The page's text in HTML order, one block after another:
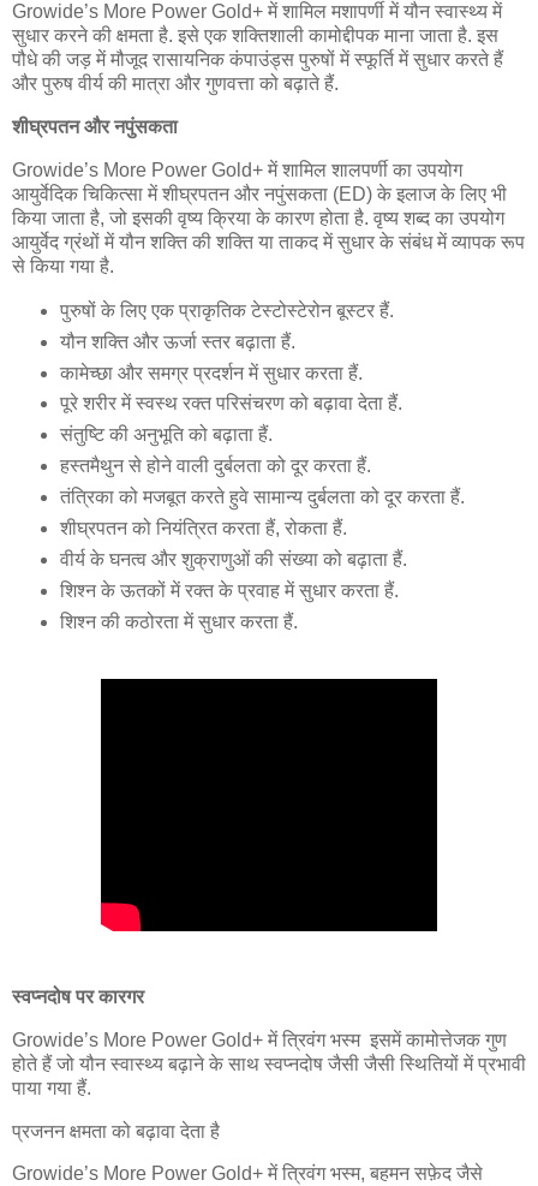
Growide’s More Power Gold+ में शामिल मशापर्णी में यौन स्वास्थ्य में
सुधार करने की क्षमता है. इसे एक शक्तिशाली कामोद्दीपक माना जाता है. इस
पौधे की जड़ में मौजूद रासायनिक कंपाउंड्स पुरुषों में स्फूर्ति में सुधार करते हैं
और पुरुष वीर्य की मात्रा और गुणवत्ता को बढ़ाते हैं.
शीघ्रपतन और नपुंसकता
Growide’s More Power Gold+ में शामिल शालपर्णी का उपयोग
आयुर्वेदिक चिकित्सा में शीघ्रपतन और नपुंसकता (ED) के इलाज के लिए भी
किया जाता है, जो इसकी वृष्य क्रिया के कारण होता है. वृष्य शब्द का उपयोग
आयुर्वेद ग्रंथों में यौन शक्ति की शक्ति या ताकद में सुधार के संबंध में व्यापक रूप
से किया गया है.
पुरुषों के लिए एक प्राकृतिक टेस्टोस्टेरोन बूस्टर हैं.
यौन शक्ति और ऊर्जा स्तर बढ़ाता हैं.
कामेच्छा और समग्र प्रदर्शन में सुधार करता हैं.
पूरे शरीर में स्वस्थ रक्त परिसंचरण को बढ़ावा देता हैं.
संतुष्टि की अनुभूति को बढ़ाता हैं.
हस्‍तमैथुन से होने वाली दुर्बलता को दूर करता हैं.
तंत्रिका को मजबूत करते हुवे सामान्य दुर्बलता को दूर करता हैं.
शीघ्रपतन को नियंत्रित करता हैं, रोकता हैं.
वीर्य के घनत्व और शुक्राणुओं की संख्या को बढ़ाता हैं.
शिश्न के ऊतकों में रक्त के प्रवाह में सुधार करता हैं.
शिश्न की कठोरता में सुधार करता हैं.
स्वप्नदोष पर कारगर
Growide’s More Power Gold+ में त्रिवंग भस्म इसमें कामोत्तेजक गुण
होते हैं जो यौन स्वास्थ्य बढ़ाने के साथ स्वप्नदोष जैसी जैसी स्थितियों में प्रभावी
पाया गया हैं.
प्रजनन क्षमता को बढ़ावा देता है
Growide’s More Power Gold+ में त्रिवंग भस्म, बहमन सफ़ेद जैसे